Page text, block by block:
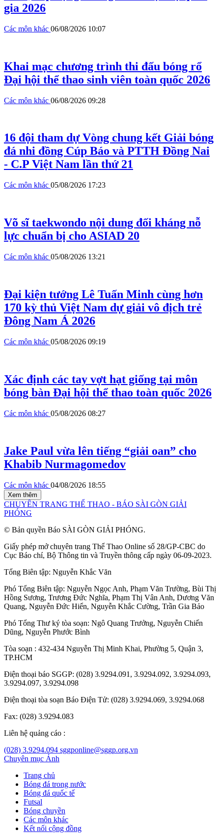
gia 2026
Các môn khác 06/08/2026 10:07
Khai mạc chương trình thi đấu bóng rổ
Đại hội thể thao sinh viên toàn quốc 2026
Các môn khác 06/08/2026 09:28
16 đội tham dự Vòng chung kết Giải bóng
đá nhi đồng Cúp Báo và PTTH Đồng Nai
- C.P Việt Nam lần thứ 21
Các môn khác 05/08/2026 17:23
Võ sĩ taekwondo nội dung đối kháng nỗ
lực chuẩn bị cho ASIAD 20
Các môn khác 05/08/2026 13:21
Đại kiện tướng Lê Tuấn Minh cùng hơn
170 kỳ thủ Việt Nam dự giải vô địch trẻ
Đông Nam Á 2026
Các môn khác 05/08/2026 09:19
Xác định các tay vợt hạt giống tại môn
bóng bàn Đại hội thể thao toàn quốc 2026
Các môn khác 05/08/2026 08:27
Jake Paul vừa lên tiếng “giải oan” cho
Khabib Nurmagomedov
Các môn khác 04/08/2026 18:55
Xem thêm
CHUYÊN TRANG THỂ THAO - BÁO SÀI GÒN GIẢI
PHÓNG
© Bản quyền Báo SÀI GÒN GIẢI PHÓNG.
Giấy phép mở chuyên trang Thể Thao Online số 28/GP-CBC do
Cục Báo chí, Bộ Thông tin và Truyền thông cấp ngày 06-09-2023.
Tổng Biên tập: Nguyễn Khắc Văn
Phó Tổng Biên tập: Nguyễn Ngọc Anh, Phạm Văn Trường, Bùi Thị
Hồng Sương, Trương Đức Nghĩa, Phạm Thị Vân Anh, Dương Văn
Quang, Nguyễn Đức Hiển, Nguyễn Khắc Cường, Trần Gia Bảo
Phó Tổng Thư ký tòa soạn: Ngô Quang Trưởng, Nguyễn Chiến
Dũng, Nguyễn Phước Bình
Tòa soạn : 432-434 Nguyễn Thị Minh Khai, Phường 5, Quận 3,
TP.HCM
Điện thoại báo SGGP: (028) 3.9294.091, 3.9294.092, 3.9294.093,
3.9294.097, 3.9294.098
Điện thoại tòa soạn Báo Điện Tử: (028) 3.9294.069, 3.9294.068
Fax: (028) 3.9294.083
Liên hệ quảng cáo :
(028) 3.9294.094 sggponline@sggp.org.vn
Chuyên mục Ảnh
Trang chủ
Bóng đá trong nước
Bóng đá quốc tế
Futsal
Bóng chuyền
Các môn khác
Kết nối cộng đồng